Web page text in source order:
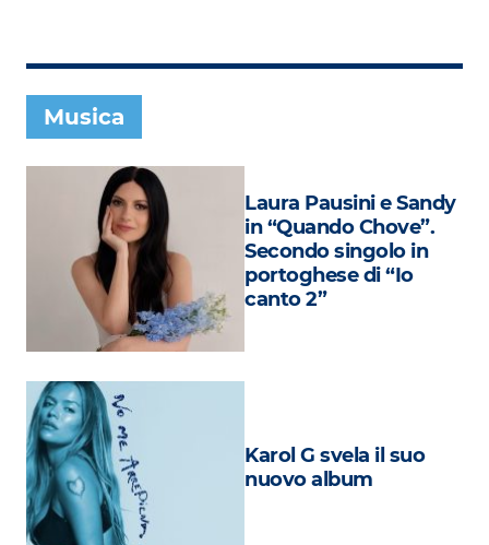
Foto
Speciali
Oroscopo
Radio Subasio Music Club
Sanremo 2026
News
Musica
Cultura
Attualità
Costume
Musica
Laura Pausini e Sandy
in “Quando Chove”.
Secondo singolo in
portoghese di “Io
canto 2”
Karol G svela il suo
nuovo album